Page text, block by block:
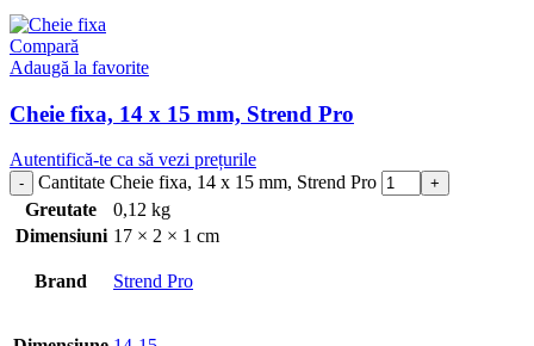
Compară
Adaugă la favorite
Cheie fixa, 14 x 15 mm, Strend Pro
Autentifică-te ca să vezi prețurile
Cantitate Cheie fixa, 14 x 15 mm, Strend Pro
Greutate
0,12 kg
Dimensiuni 17 × 2 × 1 cm
Brand Strend Pro